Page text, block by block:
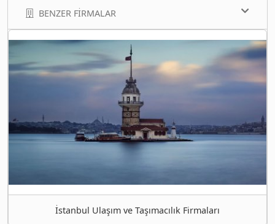
BENZER FIRMALAR
İstanbul Ulaşım ve Taşımacılık Firmaları